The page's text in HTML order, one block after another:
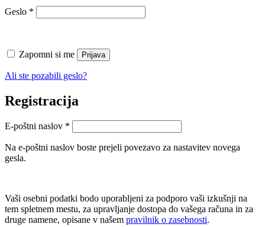
Geslo *
Zapomni si me Prijava
Ali ste pozabili geslo?
Registracija
E-poštni naslov *
Na e-poštni naslov boste prejeli povezavo za nastavitev novega
gesla.
Vaši osebni podatki bodo uporabljeni za podporo vaši izkušnji na
tem spletnem mestu, za upravljanje dostopa do vašega računa in za
druge namene, opisane v našem pravilnik o zasebnosti.